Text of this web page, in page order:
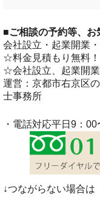
■ご相談の予約等、お
会社設立・起業開業
☆料金見積もり無料！
☆会社設立、起業開
運営：京都市右京区
士事務所
・電話対応平日9：
↓つながらない場合は